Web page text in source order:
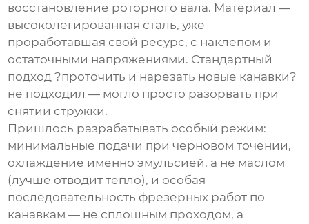
восстановление роторного вала. Материал —
высоколегированная сталь, уже
проработавшая свой ресурс, с наклепом и
остаточными напряжениями. Стандартный
подход ?проточить и нарезать новые канавки?
не подходил — могло просто разорвать при
снятии стружки.
Пришлось разрабатывать особый режим:
минимальные подачи при черновом точении,
охлаждение именно эмульсией, а не маслом
(лучше отводит тепло), и особая
последовательность фрезерных работ по
канавкам — не сплошным проходом, а